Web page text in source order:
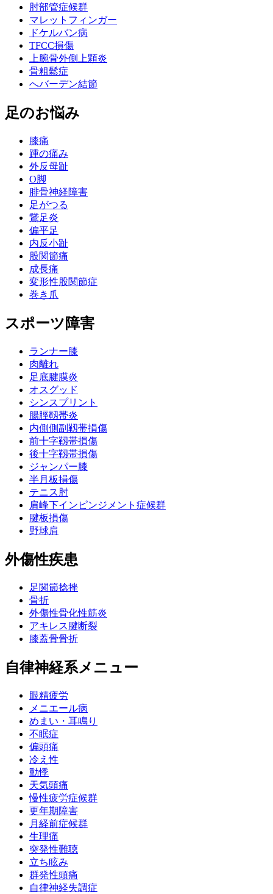
肘部管症候群
マレットフィンガー
ドケルバン病
TFCC損傷
上腕骨外側上顆炎
骨粗鬆症
へバーデン結節
足のお悩み
膝痛
踵の痛み
外反母趾
О脚
腓骨神経障害
足がつる
鵞足炎
偏平足
内反小趾
股関節痛
成長痛
変形性股関節症
巻き爪
スポーツ障害
ランナー膝
肉離れ
足底腱膜炎
オスグッド
シンスプリント
腸脛靱帯炎
内側側副靱帯損傷
前十字靱帯損傷
後十字靱帯損傷
ジャンパー膝
半月板損傷
テニス肘
肩峰下インピンジメント症候群
腱板損傷
野球肩
外傷性疾患
足関節捻挫
骨折
外傷性骨化性筋炎
アキレス腱断裂
膝蓋骨骨折
自律神経系メニュー
眼精疲労
メニエール病
めまい・耳鳴り
不眠症
偏頭痛
冷え性
動悸
天気頭痛
慢性疲労症候群
更年期障害
月経前症候群
生理痛
突発性難聴
立ち眩み
群発性頭痛
自律神経失調症